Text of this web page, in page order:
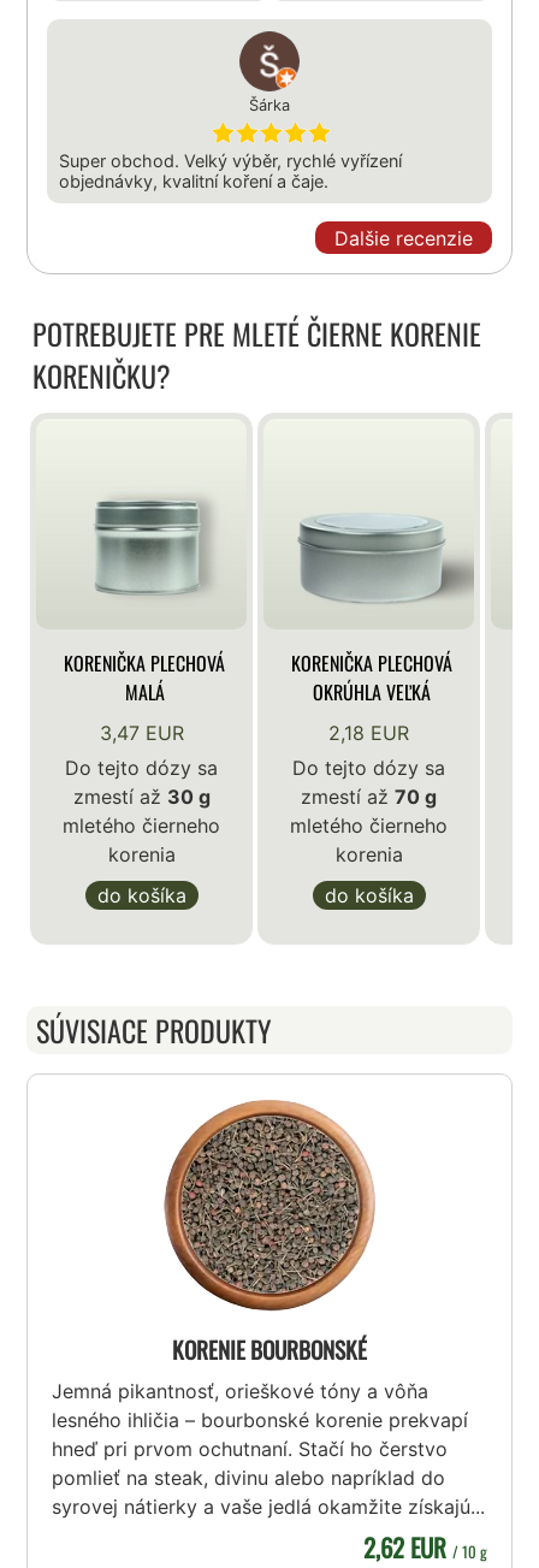
Šárka
Super obchod. Velký výběr, rychlé vyřízení
objednávky, kvalitní koření a čaje.
Dalšie recenzie
POTREBUJETE PRE MLETÉ ČIERNE KORENIE
KORENIČKU?
KORENIČKA PLECHOVÁ
MALÁ
3,47 EUR
Do tejto dózy sa
zmestí až 30 g
mletého čierneho
korenia
do košíka
KORENIČKA PLECHOVÁ
OKRÚHLA VEĽKÁ
2,18 EUR
Do tejto dózy sa
zmestí až70 g
mletého čierneho
korenia
do košíka
SÚVISIACE PRODUKTY
KORENIE BOURBONSKÉ
Jemná pikantnosť, orieškové tóny a vôňa
lesného ihličia – bourbonské korenie prekvapí
hneď pri prvom ochutnaní. Stačí ho čerstvo
pomlieť na steak, divinu alebo napríklad do
syrovej nátierky a vaše jedlá okamžite získajú...
2,62 EUR / 10 g